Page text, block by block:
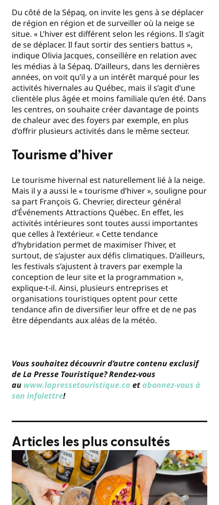
Du côté de la Sépaq, on invite les gens à se déplacer
de région en région et de surveiller où la neige se
situe. « L’hiver est différent selon les régions. Il s’agit
de se déplacer. Il faut sortir des sentiers battus »,
indique Olivia Jacques, conseillère en relation avec
les médias à la Sépaq. D’ailleurs, dans les dernières
années, on voit qu’il y a un intérêt marqué pour les
activités hivernales au Québec, mais il s’agit d’une
clientèle plus âgée et moins familiale qu’en été. Dans
les centres, on souhaite créer davantage de points
de chaleur avec des foyers par exemple, en plus
d’offrir plusieurs activités dans le même secteur.
Tourisme d’hiver
Le tourisme hivernal est naturellement lié à la neige.
Mais il y a aussi le « tourisme d’hiver », souligne pour
sa part François G. Chevrier, directeur général
d’Événements Attractions Québec. En effet, les
activités intérieures sont toutes aussi importantes
que celles à l’extérieur. « Cette tendance
d’hybridation permet de maximiser l’hiver, et
surtout, de s’ajuster aux défis climatiques. D’ailleurs,
les festivals s’ajustent à travers par exemple la
conception de leur site et la programmation »,
explique-t-il. Ainsi, plusieurs entreprises et
organisations touristiques optent pour cette
tendance afin de diversifier leur offre et de ne pas
être dépendants aux aléas de la météo.
Vous souhaitez découvrir d’autre contenu exclusif
de La Presse Touristique? Rendez-vous
au www.lapressetouristique.ca etabonnez-vous à
son infolettre!
Articles les plus consultés